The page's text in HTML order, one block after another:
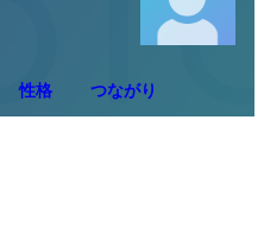
性格 つながり